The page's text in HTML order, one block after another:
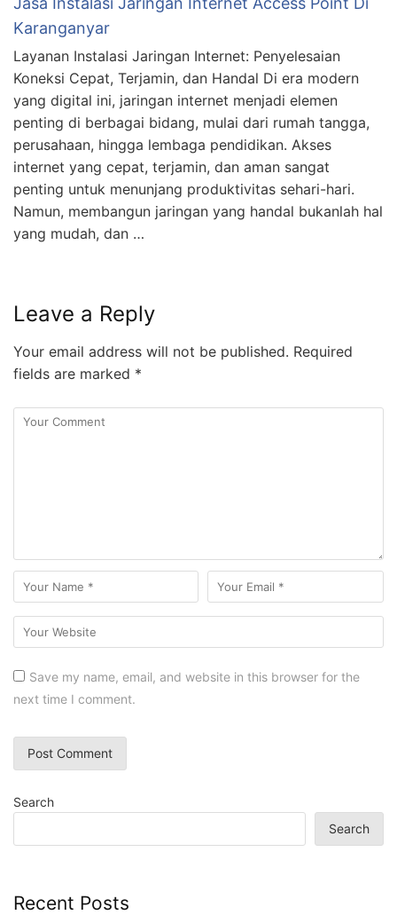
Karanganyar
Layanan Instalasi Jaringan Internet: Penyelesaian
Koneksi Cepat, Terjamin, dan Handal Di era modern
yang digital ini, jaringan internet menjadi elemen
penting di berbagai bidang, mulai dari rumah tangga,
perusahaan, hingga lembaga pendidikan. Akses
internet yang cepat, terjamin, dan aman sangat
penting untuk menunjang produktivitas sehari-hari.
Namun, membangun jaringan yang handal bukanlah hal
yang mudah, dan …
Leave a Reply
Your email address will not be published. Required
fields are marked *
Save my name, email, and website in this browser for the
next time I comment.
Search
Search
Recent Posts